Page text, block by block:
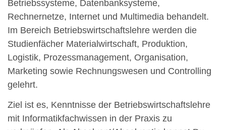
Betriebssysteme, Datenbanksysteme,
Rechnernetze, Internet und Multimedia behandelt.
Im Bereich Betriebswirtschaftslehre werden die
Studienfächer Materialwirtschaft, Produktion,
Logistik, Prozessmanagement, Organisation,
Marketing sowie Rechnungswesen und Controlling
gelehrt.
Ziel ist es, Kenntnisse der Betriebswirtschaftslehre
mit Informatikfachwissen in der Praxis zu